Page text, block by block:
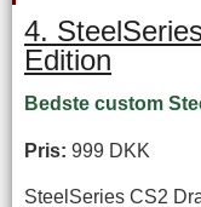
4.
Edition
Bedste custom
Pris: 999 DKK
SteelSeries CS2